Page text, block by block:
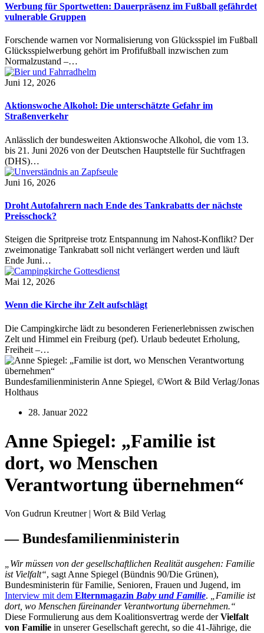
Werbung für Sportwetten: Dauerpräsenz im Fußball gefährdet
vulnerable Gruppen
Forschende warnen vor Normalisierung von Glücksspiel im Fußball
Glücksspielwerbung gehört im Profifußball inzwischen zum
Normalzustand –…
Juni 12, 2026
Aktionswoche Alkohol: Die unterschätzte Gefahr im
Straßenverkehr
Anlässlich der bundesweiten Aktionswoche Alkohol, die vom 13.
bis 21. Juni 2026 von der Deutschen Hauptstelle für Suchtfragen
(DHS)…
Juni 16, 2026
Droht Autofahrern nach Ende des Tankrabatts der nächste
Preisschock?
Steigen die Spritpreise trotz Entspannung im Nahost-Konflikt? Der
zweimonatige Tankrabatt soll nicht verlängert werden und läuft
Ende Juni…
Mai 12, 2026
Wenn die Kirche ihr Zelt aufschlägt
Die Campingkirche lädt zu besonderen Ferienerlebnissen zwischen
Zelt und Himmel ein Freiburg (pef). Urlaub bedeutet Erholung,
Freiheit –…
Bundesfamilienministerin Anne Spiegel, ©Wort & Bild Verlag/Jonas
Holthaus
28. Januar 2022
Anne Spiegel: „Familie ist
dort, wo Menschen
Verantwortung übernehmen“
Von Gudrun Kreutner | Wort & Bild Verlag
— Bundesfamilienministerin
„Wir müssen von der gesellschaftlichen Realität ausgehen: Familie
ist Vielfalt“, sagt Anne Spiegel (Bündnis 90/Die Grünen),
Bundesministerin für Familie, Senioren, Frauen und Jugend, im
Interview mit dem Elternmagazin Baby und Familie.
„Familie ist
dort, wo Menschen füreinander Verantwortung übernehmen.“
Diese Formulierung aus dem Koalitionsvertrag werde derVielfalt
von Familie in unserer Gesellschaft gerecht, so die 41-Jährige, die